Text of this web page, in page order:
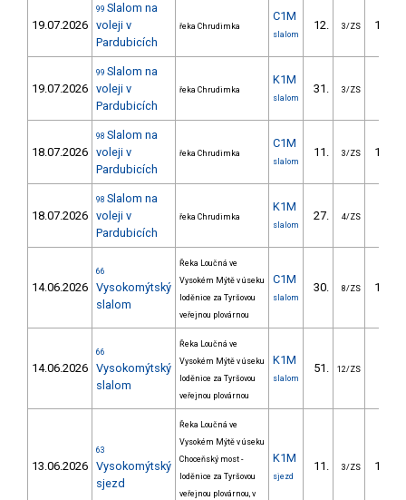
19.07.2026
99 Slalom na
voleji v
Pardubicích
řeka Chrudimka
C1M
slalom
12. 3/ZS
19.07.2026
99 Slalom na
voleji v
Pardubicích
řeka Chrudimka
K1M
slalom
31. 3/ZS
18.07.2026
98 Slalom na
voleji v
Pardubicích
řeka Chrudimka
C1M
slalom
11. 3/ZS
18.07.2026
98 Slalom na
voleji v
Pardubicích
řeka Chrudimka
K1M
slalom
27. 4/ZS
14.06.2026
66
Vysokomýtský
slalom
Řeka Loučná ve
Vysokém Mýtě v úseku
loděnice za Tyršovou
veřejnou plovárnou
C1M
slalom
30. 8/ZS
14.06.2026
66
Vysokomýtský
slalom
Řeka Loučná ve
Vysokém Mýtě v úseku
loděnice za Tyršovou
veřejnou plovárnou
K1M
slalom
51. 12/ZS
13.06.2026
63
Vysokomýtský
sjezd
Řeka Loučná ve
Vysokém Mýtě v úseku
Choceňský most -
loděnice za Tyršovou
veřejnou plovárnou, v
K1M
sjezd
11. 3/ZS